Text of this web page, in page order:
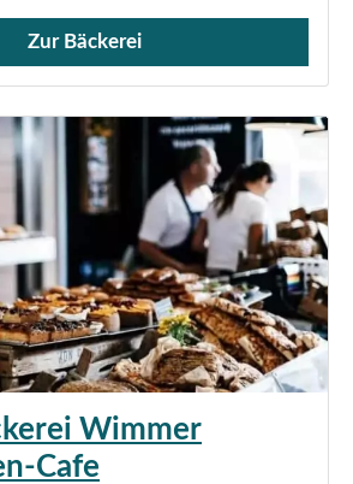
Zur Bäckerei
Wimmer
Cafe